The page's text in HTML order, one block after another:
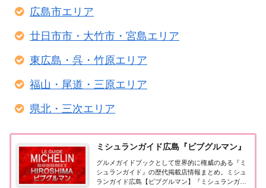
広島市エリア
廿日市市・大竹市・宮島エリア
東広島・呉・竹原エリア
福山・尾道・三原エリア
県北・三次エリア
ミシュランガイド広島『ビブグルマン』
グルメガイドブックとして世界的に権威のある『ミ
シュランガイド』の歴代掲載店情報まとめ。ミシュ
ランガイド広島【ビブグルマン】『ミシュランガイ